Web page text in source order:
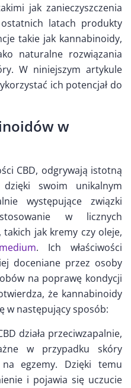
jak zanieczyszczenia
latach produkty
takie jak kannabinoidy,
naturalne rozwiązania
W niniejszym artykule
ich potencjał do
w
CBD, odgrywają istotną
swoim unikalnym
występujące związki
w licznych
jak kremy czy oleje,
. Ich właściwości
doceniane przez osoby
na poprawę kondycji
że kannabinoidy
w następujący sposób:
działa przeciwzapalnie,
w przypadku skóry
egzemy. Dzięki temu
i pojawia się uczucie